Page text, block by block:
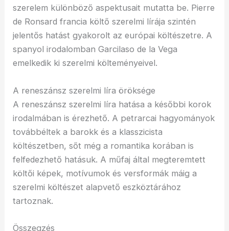
szerelem különböző aspektusait mutatta be. Pierre
de Ronsard francia költő szerelmi lírája szintén
jelentős hatást gyakorolt az európai költészetre. A
spanyol irodalomban Garcilaso de la Vega
emelkedik ki szerelmi költeményeivel.
A reneszánsz szerelmi líra öröksége
A reneszánsz szerelmi líra hatása a későbbi korok
irodalmában is érezhető. A petrarcai hagyományok
továbbéltek a barokk és a klasszicista
költészetben, sőt még a romantika korában is
felfedezhető hatásuk. A műfaj által megteremtett
költői képek, motívumok és versformák máig a
szerelmi költészet alapvető eszköztárához
tartoznak.
Összegzés